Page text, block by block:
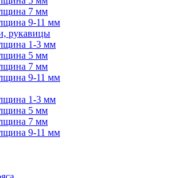
7 мм
9-11 мм
рукавицы
1-3 мм
5 мм
7 мм
9-11 мм
1-3 мм
5 мм
7 мм
9-11 мм